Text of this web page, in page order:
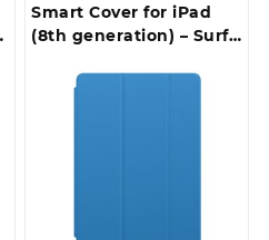
Smart Cover for iPad
(8th generation) – Surf